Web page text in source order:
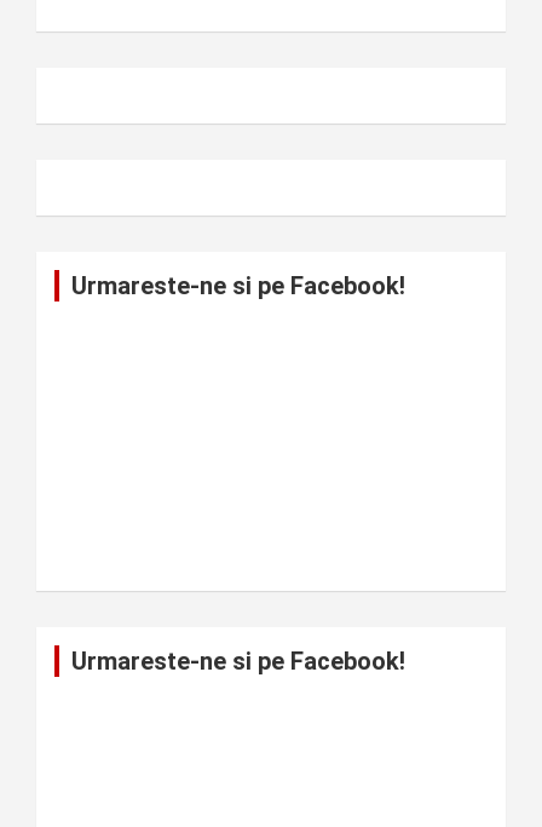
Urmareste-ne si pe Facebook!
Urmareste-ne si pe Facebook!